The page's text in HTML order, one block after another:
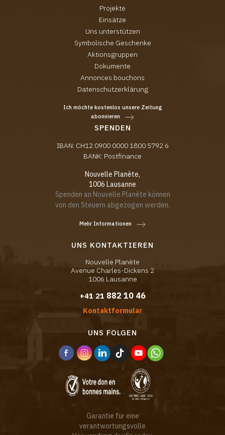
Projekte
Einsätze
Uns unterstützen
Symbolische Geschenke
Aktionsgruppen
Dokumente
Annonces bouchons
Datenschutzerklärung
Ich möchte kostenlos unsere Zeitung
abonnieren
SPENDEN
IBAN: CH12 0900 0000 1800 5792 6
BANK: Postfinance
Nouvelle Planète,
1006 Lausanne
Spenden an Nouvelle Planète können
von den Steuern abgezogen werden.
Mehr Informationen
UNS KONTAKTIEREN
Nouvelle Planète
Avenue Charles-Dickens 2
1006 Lausanne
+41 21 882 10 46
Kontaktformular
UNS FOLGEN
Garantie für eine
verantwortungsvolle